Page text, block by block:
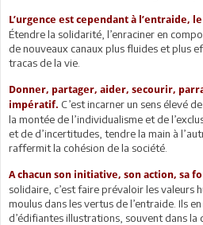
L’urgence est cependant à l’entraide,
Étendre la solidarité, l’enraciner en
de nouveaux canaux plus fluides et plus
tracas de la vie.
Donner, partager, aider, secourir,
impératif. C’est incarner un sens élevé
la montée de l’individualisme et de
et de d’incertitudes, tendre la main à
raffermit la cohésion de la société.
A chacun son initiative, son action, sa
solidaire, c’est faire prévaloir les valeurs
moulus dans les vertus de l’entraide. Ils
d’édifiantes illustrations, souvent dans la